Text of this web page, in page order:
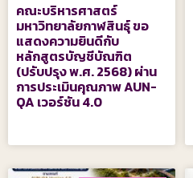
คณะบริหารศาสตร์
มหาวิทยาลัยกาฬสินธุ์ ขอ
แสดงความยินดีกับ
หลักสูตรบัญชีบัณฑิต
(ปรับปรุง พ.ศ. 2568) ผ่าน
การประเมินคุณภาพ AUN-
QA เวอร์ชัน 4.0